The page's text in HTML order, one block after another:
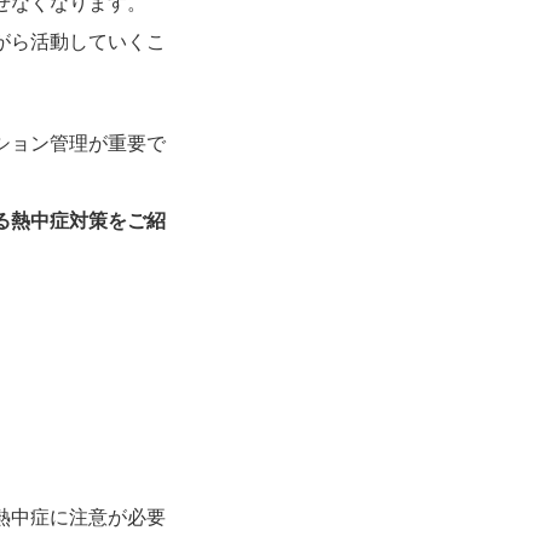
ら活動していくこ
ョン管理が重要で
熱中症対策をご紹
中症に注意が必要